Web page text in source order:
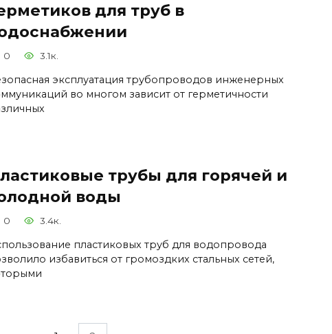
для труб в
0 3.1к.
эксплуатация трубопроводов инженерных
во многом зависит от герметичности
трубы для горячей и
воды
0 3.4к.
пластиковых труб для водопровода
избавиться от громоздких стальных сетей,